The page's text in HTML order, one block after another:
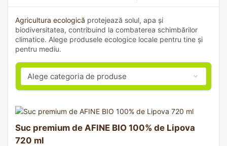
Agricultura ecologică protejează solul, apa și
biodiversitatea, contribuind la combaterea schimbărilor
climatice. Alege produsele ecologice locale pentru tine și
pentru mediu.
Suc premium de AFINE BIO 100% de Lipova
720 ml